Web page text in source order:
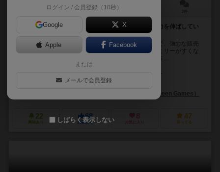
45分前後
１０種類の隊商を他の人ともうまく協力しながら、勢力を伸ばしてい
裕福な商家の一族がシルクロードに沿って隊商を組んで、強力な販売
網を作り上げていうというボードゲーム。全てのファミリーがすくな
くとも１つの友好関係を結ぶか、１つのファミリーが５...
ジョー・ハートウィッグ（Jo Hartwig）
クイーンゲームズ（Queen Games）
22
興味あり
68
経験あり お気に入り
47
持ってる
ログイン / 会員登録（10秒）
Google X
Apple Facebook
または
メールで会員登録
しばらく表示しない